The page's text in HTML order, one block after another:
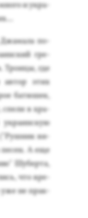
и ук­ра­
по­
гре­
Тро­ицы, где
ав­тор этих
ба­тюшек,
в хра­
ви­
А еще
Шу­бер­та,
что вре­
не прак­